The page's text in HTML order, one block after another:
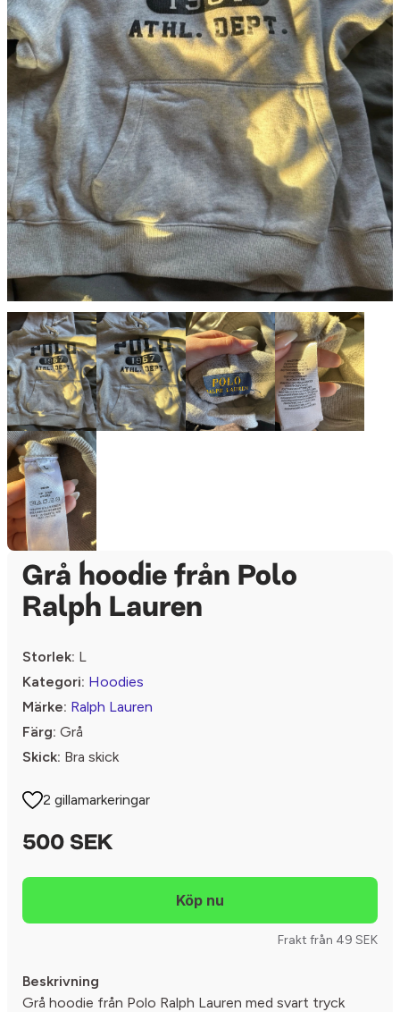
Grå hoodie från Polo
Ralph Lauren
Storlek: L
Kategori: Hoodies
Märke: Ralph Lauren
Färg: Grå
Skick: Bra skick
2 gillamarkeringar
500 SEK
Frakt från 49 SEK
Beskrivning
Grå hoodie från Polo Ralph Lauren med svart tryck